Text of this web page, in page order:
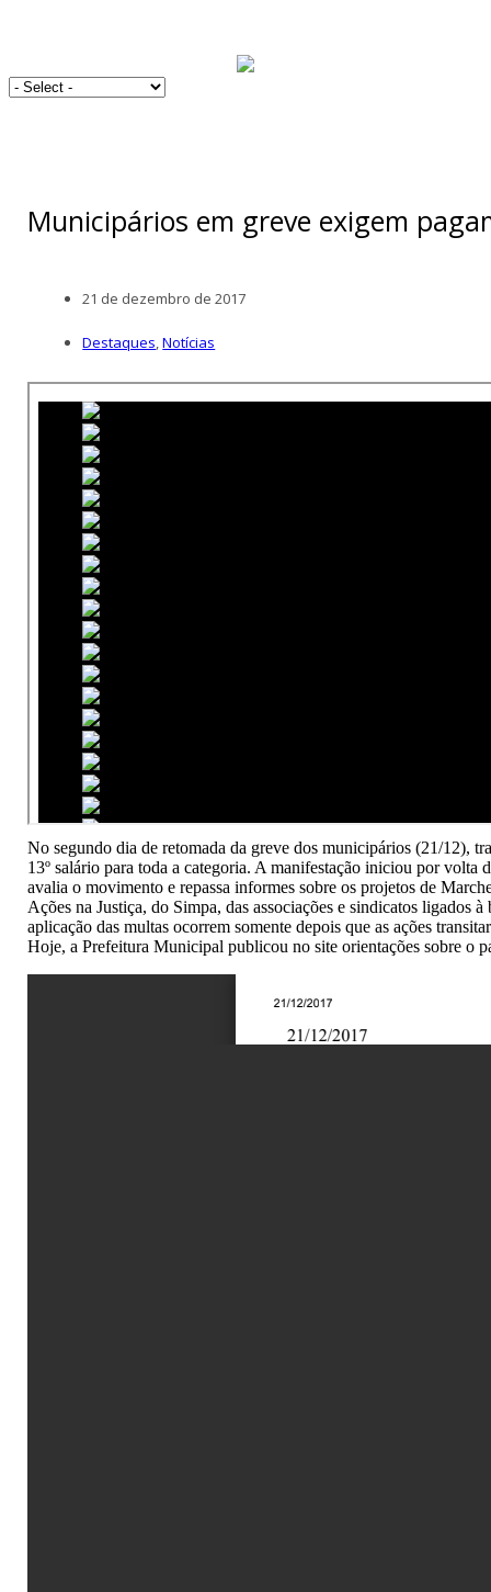
Municipários em greve exigem
21 de dezembro de 2017
Destaques,Notícias
No segundo dia de retomada da greve dos municipários (21/12),
13º salário para toda a categoria. A manifestação iniciou por
avalia o movimento e repassa informes sobre os projetos de
Ações na Justiça, do Simpa, das associações e sindicatos ligados
aplicação das multas ocorrem somente depois que as ações
Hoje, a Prefeitura Municipal publicou no site orientações sobre o